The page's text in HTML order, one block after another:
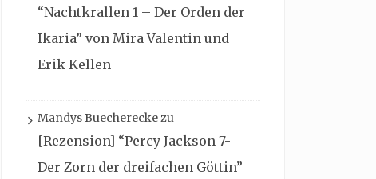
“Nachtkrallen 1 – Der Orden der
Ikaria” von Mira Valentin und
Erik Kellen
Mandys Buechereckezu
[Rezension] “Percy Jackson 7-
Der Zorn der dreifachen Göttin”